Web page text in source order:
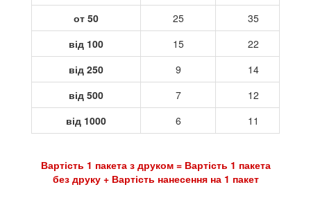
от 50
25
35
від 100
15
22
від 250
9
14
від 500
7
12
від 1000
6 11
Вартість 1 пакета з друком = Вартість 1 пакета
без друку + Вартість нанесення на 1 пакет